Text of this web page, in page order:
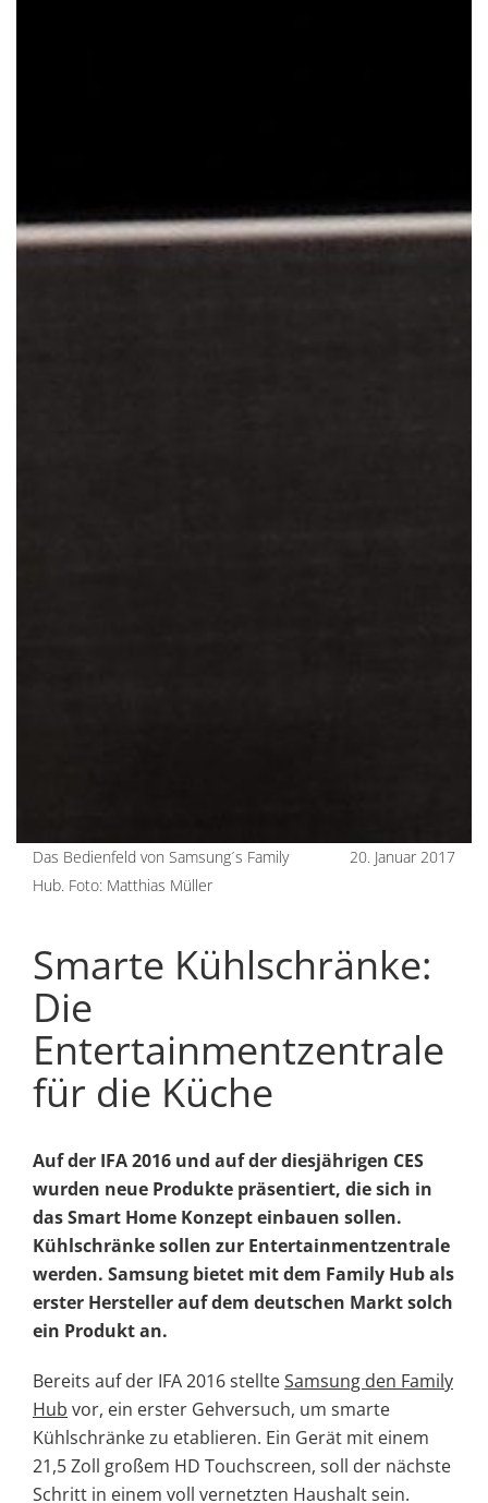
Das Bedienfeld von Samsung´s Family
Hub. Foto: Matthias Müller
20. Januar 2017
Smarte Kühlschränke:
Die
Entertainmentzentrale
für die Küche
Auf der IFA 2016 und auf der diesjährigen CES
wurden neue Produkte präsentiert, die sich in
das Smart Home Konzept einbauen sollen.
Kühlschränke sollen zur Entertainmentzentrale
werden. Samsung bietet mit dem Family Hub als
erster Hersteller auf dem deutschen Markt solch
ein Produkt an.
Bereits auf der IFA 2016 stellteSamsung den Family
Hub vor, ein erster Gehversuch, um smarte
Kühlschränke zu etablieren. Ein Gerät mit einem
21,5 Zoll großem HD Touchscreen, soll der nächste
Schritt in einem voll vernetzten Haushalt sein.